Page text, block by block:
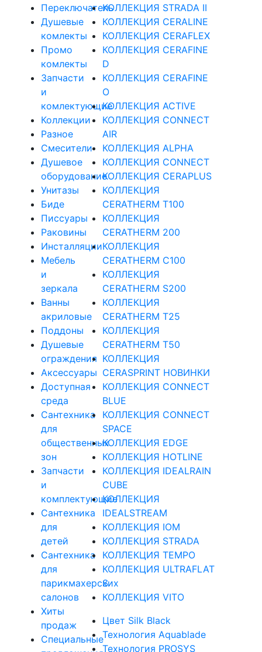
Переключатель
Душевые
комлекты
Промо
комлекты
Запчасти
и
комлектующие
Коллекции
Разное
Смесители
Душевое
оборудование
Унитазы
Биде
Писсуары
Раковины
Инсталляции
Мебель
и
зеркала
Ванны
акриловые
Поддоны
Душевые
ограждения
Аксессуары
Доступная
среда
Cантехника
для
общественных
зон
Запчасти
и
комплектующие
Сантехника
для
детей
Сантехника
для
парикмахерских
салонов
Хиты
продаж
Специальные
КОЛЛЕКЦИЯ STRADA II
КОЛЛЕКЦИЯ CERALINE
КОЛЛЕКЦИЯ CERAFLEX
КОЛЛЕКЦИЯ CERAFINE
D
КОЛЛЕКЦИЯ CERAFINE
O
КОЛЛЕКЦИЯ ACTIVE
КОЛЛЕКЦИЯ CONNECT
AIR
КОЛЛЕКЦИЯ ALPHA
КОЛЛЕКЦИЯ CONNECT
КОЛЛЕКЦИЯ CERAPLUS
КОЛЛЕКЦИЯ
CERATHERM T100
КОЛЛЕКЦИЯ
CERATHERM 200
КОЛЛЕКЦИЯ
CERATHERM C100
КОЛЛЕКЦИЯ
CERATHERM S200
КОЛЛЕКЦИЯ
CERATHERM T25
КОЛЛЕКЦИЯ
CERATHERM T50
КОЛЛЕКЦИЯ
CERASPRINT НОВИНКИ
КОЛЛЕКЦИЯ CONNECT
BLUE
КОЛЛЕКЦИЯ CONNECT
SPACE
КОЛЛЕКЦИЯ EDGE
КОЛЛЕКЦИЯ HOTLINE
КОЛЛЕКЦИЯ IDEALRAIN
CUBE
КОЛЛЕКЦИЯ
IDEALSTREAM
КОЛЛЕКЦИЯ IOM
КОЛЛЕКЦИЯ STRADA
КОЛЛЕКЦИЯ TEMPO
КОЛЛЕКЦИЯ ULTRAFLAT
S
КОЛЛЕКЦИЯ VITO
Цвет Silk Black
Технология Aquablade
Технология PROSYS